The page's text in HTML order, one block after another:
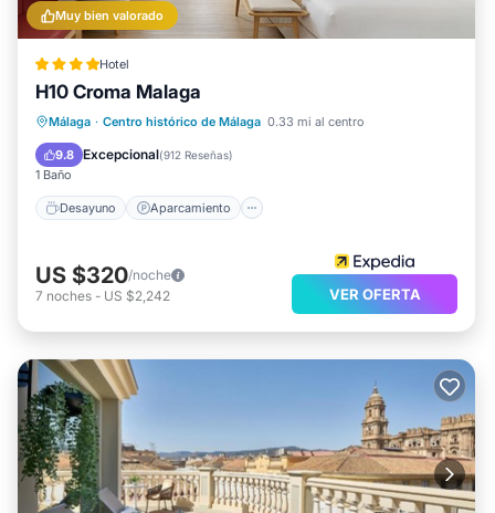
Muy bien valorado
Hotel
H10 Croma Malaga
Málaga · Centro histórico de Málaga 0.33 mi al centro
9.8 Excepcional(912 Reseñas)
1 Baño
Desayuno Aparcamiento
Desayuno Aparcamiento
Piscina
Balcón/Terraza
US $320/noche
7 noches - US $2,242 VER OFERTA